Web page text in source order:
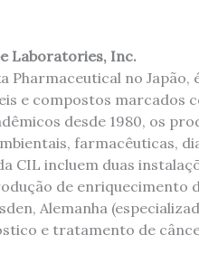
Laboratories, Inc.
Pharmaceutical no
​​e compostos marcados
desde 1980, os
farmacêuticas,
CIL incluem duas
de enriquecimento
Alemanha
e tratamento de